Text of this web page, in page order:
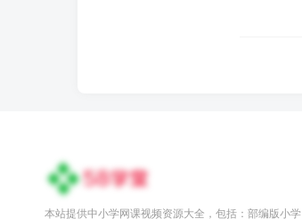
本站提供中小学网课视频资源大全，包括：部编版小学